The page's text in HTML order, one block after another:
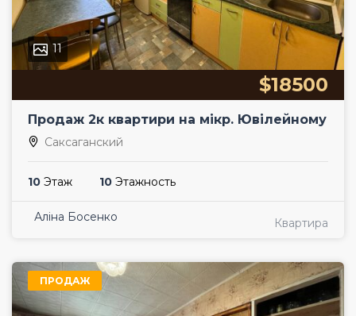
11
$18500
Продаж 2к квартири на мікр. Ювілейному
Саксаганский
10 Этаж 10 Этажность
Аліна Босенко Квартира
ПРОДАЖ